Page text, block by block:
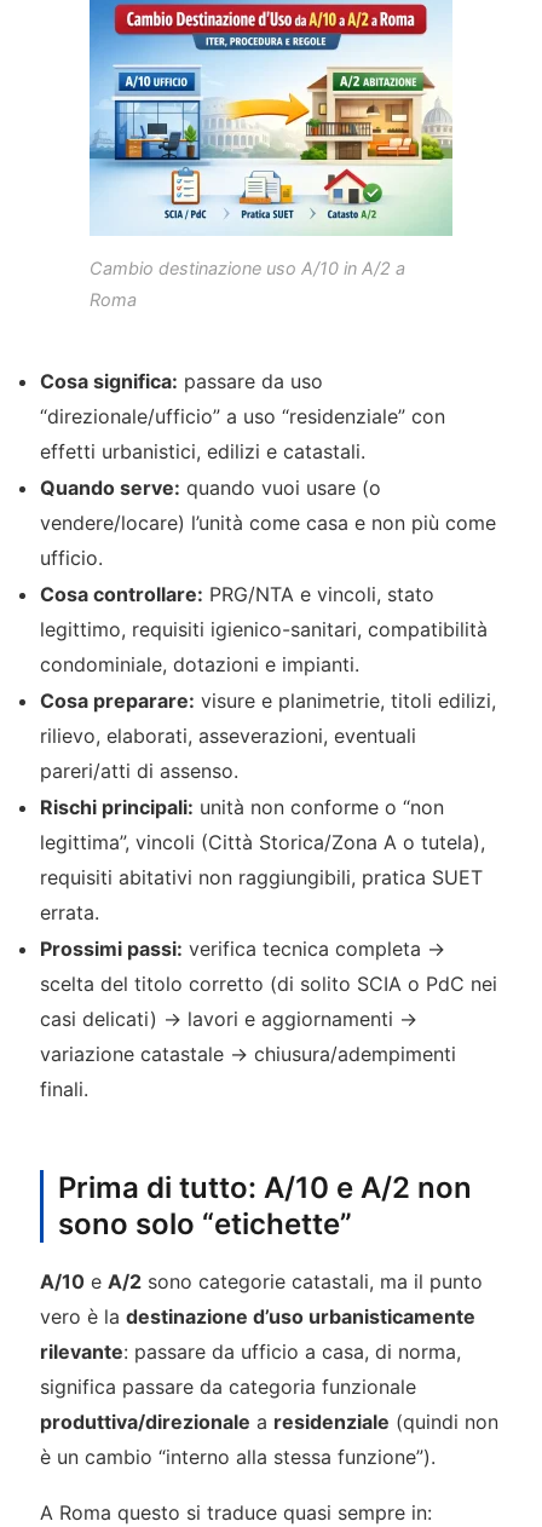
Cambio destinazione uso A/10 in A/2 a
Roma
Cosa significa: passare da uso
“direzionale/ufficio” a uso “residenziale” con
effetti urbanistici, edilizi e catastali.
Quando serve: quando vuoi usare (o
vendere/locare) l’unità come casa e non più come
ufficio.
Cosa controllare: PRG/NTA e vincoli, stato
legittimo, requisiti igienico-sanitari, compatibilità
condominiale, dotazioni e impianti.
Cosa preparare: visure e planimetrie, titoli edilizi,
rilievo, elaborati, asseverazioni, eventuali
pareri/atti di assenso.
Rischi principali: unità non conforme o “non
legittima”, vincoli (Città Storica/Zona A o tutela),
requisiti abitativi non raggiungibili, pratica SUET
errata.
Prossimi passi: verifica tecnica completa →
scelta del titolo corretto (di solito SCIA o PdC nei
casi delicati) → lavori e aggiornamenti →
variazione catastale → chiusura/adempimenti
finali.
Prima di tutto: A/10 e A/2 non
sono solo “etichette”
A/10e A/2sono categorie catastali, ma il punto
vero è la destinazione d’uso urbanisticamente
rilevante: passare da ufficio a casa, di norma,
significa passare da categoria funzionale
produttiva/direzionale a residenziale (quindi non
è un cambio “interno alla stessa funzione”).
A Roma questo si traduce quasi sempre in: